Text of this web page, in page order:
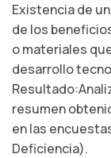
Existencia de
de los
o materiales
desarrollo
resumen
en las
Deficiencia).